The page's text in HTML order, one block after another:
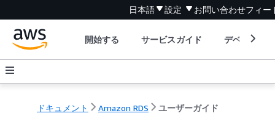
日本語 設定 お問い合わせフィー
開始する サービスガイド デベロッパ
ドキュメント Amazon RDS ユーザーガイド